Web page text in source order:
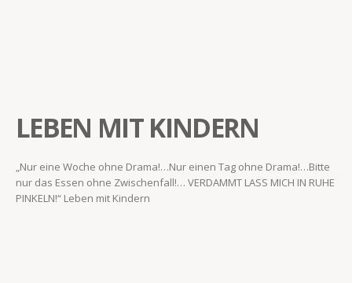
LEBEN MIT KINDERN
„Nur eine Woche ohne Drama!…Nur einen Tag ohne Drama!…Bitte
nur das Essen ohne Zwischenfall!… VERDAMMT LASS MICH IN RUHE
PINKELN!“ Leben mit Kindern